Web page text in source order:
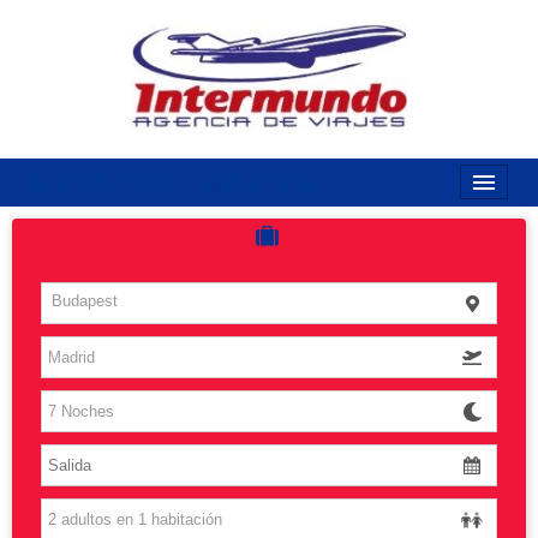
Costas
Vuelos
Islas
Caribe
Grandes Viajes
Budapest